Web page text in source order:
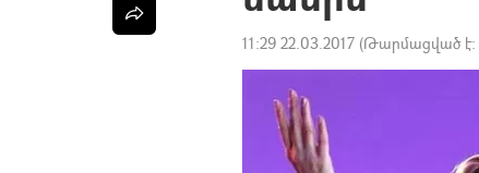
11:29 22.03.2017 (Թարմացված է: